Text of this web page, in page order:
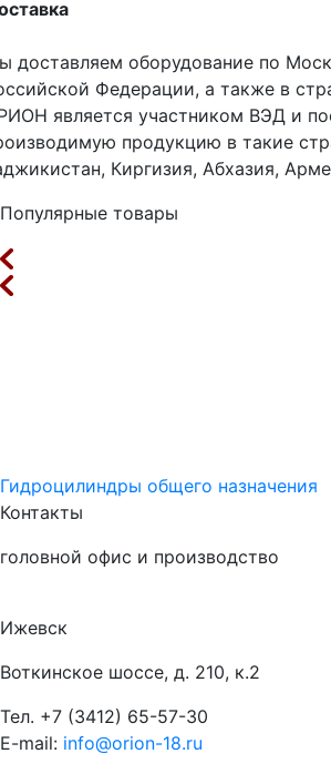
доставляем оборудование по
Федерации, а также в
является участником ВЭД и
продукцию в такие
Киргизия, Абхазия,
Популярные товары
Гидроцилиндры общего назначения
Контакты
головной офис и производство
Ижевск
Воткинское шоссе, д. 210, к.2
Тел. +7 (3412) 65-57-30
E-mail: info@orion-18.ru